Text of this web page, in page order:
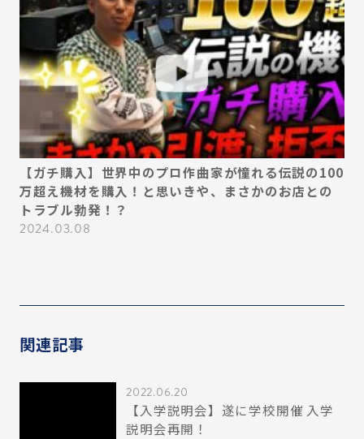
【ガチ購入】世界中のプロ作曲家が憧れる伝説の100
万超え機材を購入！と思いきや、まさかのお店との
トラブル勃発！？
2024.03.08
関連記事
2022.06.20
【入学説明会】遂に学校開催 入学
説明会再開！